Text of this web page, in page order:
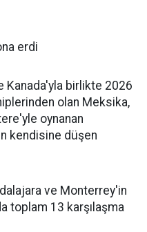
erdi
Kanada'yla birlikte 2026
olan Meksika,
oynanan
kendisine düşen
ve Monterrey'in
toplam 13 karşılaşma